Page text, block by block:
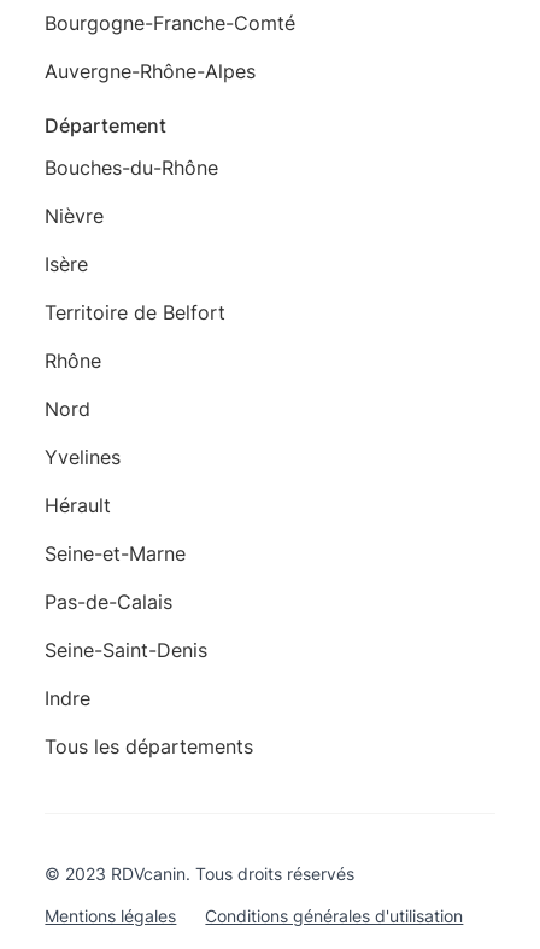
Bourgogne-Franche-Comté
Auvergne-Rhône-Alpes
Département
Bouches-du-Rhône
Nièvre
Isère
Territoire de Belfort
Rhône
Nord
Yvelines
Hérault
Seine-et-Marne
Pas-de-Calais
Seine-Saint-Denis
Indre
Tous les départements
© 2023 RDVcanin. Tous droits réservés
Mentions légales Conditions générales d'utilisation